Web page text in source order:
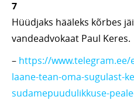
7
Hüüdjaks hääleks kõrbes
vandeadvokaat Paul Keres.
– https://
laane-tean-oma-sugulast-
sudamepuudulikkuse-